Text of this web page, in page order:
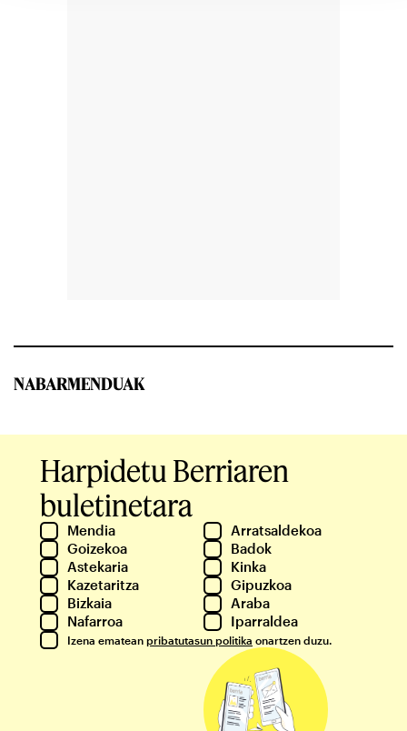
NABARMENDUAK
Harpidetu Berriaren
buletinetara
Mendia
Arratsaldekoa
Goizekoa
Badok
Astekaria
Kinka
Kazetaritza
Gipuzkoa
Bizkaia
Araba
Nafarroa
Iparraldea
Izena ematean pribatutasun politika onartzen duzu.